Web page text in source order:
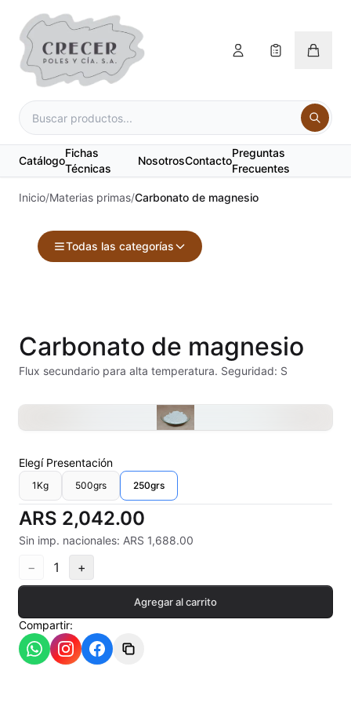
Catálogo
Fichas
Técnicas
NosotrosContacto
Preguntas
Frecuentes
Inicio/Materias primas/Carbonato de magnesio
Todas las categorías
Alambre Kanthal
Bizcochos cerámicos
Conos pirometricos Orton
Contramoldes
Crayones cerámicos
Engobes
Carbonato de magnesio
Flux secundario para alta temperatura. Seguridad: S
Elegí Presentación
1Kg 500grs 250grs
ARS 2,042.00
Sin imp. nacionales: ARS 1,688.00
− 1 +
Agregar al carrito
Compartir: